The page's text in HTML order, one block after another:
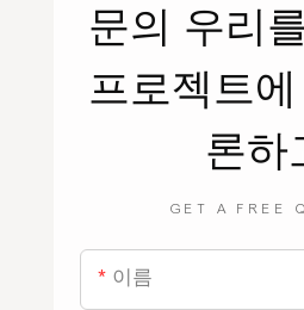
문의 우리
프로젝트
론하
GET A FREE
이름